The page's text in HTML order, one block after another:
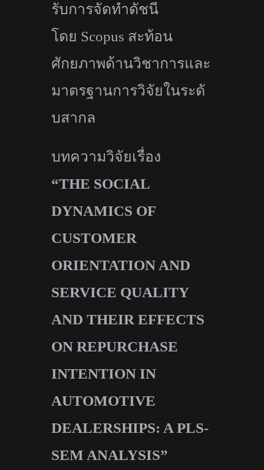
รับการจัดทำดัชนี
โดย Scopus สะท้อน
ศักยภาพด้านวิชาการและ
มาตรฐานการวิจัยในระดั
บสากล
บทความวิจัยเรื่อง
“THE SOCIAL
DYNAMICS OF
CUSTOMER
ORIENTATION AND
SERVICE QUALITY
AND THEIR EFFECTS
ON REPURCHASE
INTENTION IN
AUTOMOTIVE
DEALERSHIPS: A PLS-
SEM ANALYSIS”